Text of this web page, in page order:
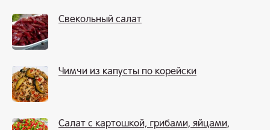
Свекольный салат
Чимчи из капусты по корейски
Салат с картошкой, грибами, яйцами,